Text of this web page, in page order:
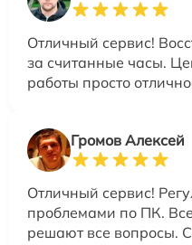
Отличный сервис!
за считанные часы.
работы просто
Громов Алексей
Отличный сервис!
проблемами по ПК.
решают все вопросы.